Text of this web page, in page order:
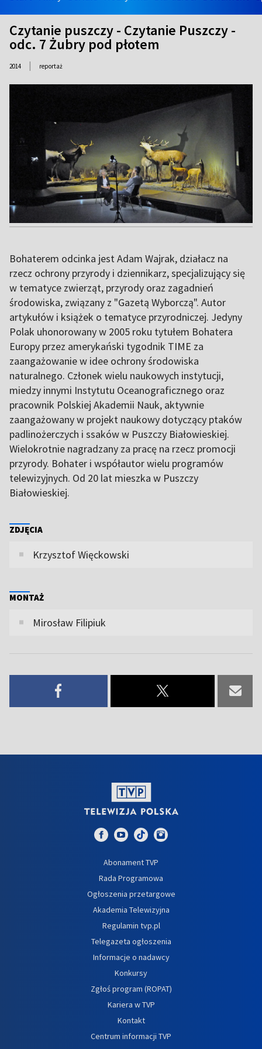
Czytanie puszczy - Czytanie Puszczy -
odc. 7 Żubry pod płotem
2014 | reportaż
Bohaterem odcinka jest Adam Wajrak, działacz na
rzecz ochrony przyrody i dziennikarz, specjalizujący się
w tematyce zwierząt, przyrody oraz zagadnień
środowiska, związany z "Gazetą Wyborczą". Autor
artykułów i książek o tematyce przyrodniczej. Jedyny
Polak uhonorowany w 2005 roku tytułem Bohatera
Europy przez amerykański tygodnik TIME za
zaangażowanie w idee ochrony środowiska
naturalnego. Członek wielu naukowych instytucji,
miedzy innymi Instytutu Oceanograficznego oraz
pracownik Polskiej Akademii Nauk, aktywnie
zaangażowany w projekt naukowy dotyczący ptaków
padlinożerczych i ssaków w Puszczy Białowieskiej.
Wielokrotnie nagradzany za pracę na rzecz promocji
przyrody. Bohater i współautor wielu programów
telewizyjnych. Od 20 lat mieszka w Puszczy
Białowieskiej.
ZDJĘCIA
Krzysztof Więckowski
MONTAŻ
Mirosław Filipiuk
Abonament TVP
Rada Programowa
Ogłoszenia przetargowe
Akademia Telewizyjna
Regulamin tvp.pl
Telegazeta ogłoszenia
Informacje o nadawcy
Konkursy
Zgłoś program (ROPAT)
Kariera w TVP
Kontakt
Centrum informacji TVP